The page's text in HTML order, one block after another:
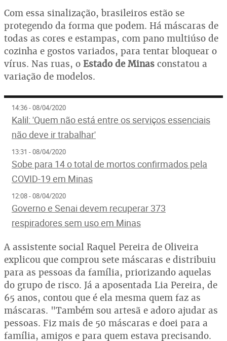
Com essa sinalização, brasileiros estão se
protegendo da forma que podem. Há máscaras de
todas as cores e estampas, com pano multiúso de
cozinha e gostos variados, para tentar bloquear o
vírus. Nas ruas, o Estado de Minas constatou a
variação de modelos.
14:36 - 08/04/2020
Kalil: 'Quem não está entre os serviços essenciais
não deve ir trabalhar'
13:31 - 08/04/2020
Sobe para 14 o total de mortos confirmados pela
COVID-19 em Minas
12:08 - 08/04/2020
Governo e Senai devem recuperar 373
respiradores sem uso em Minas
A assistente social Raquel Pereira de Oliveira
explicou que comprou sete máscaras e distribuiu
para as pessoas da família, priorizando aquelas
do grupo de risco. Já a aposentada Lia Pereira, de
65 anos, contou que é ela mesma quem faz as
máscaras. "Também sou artesã e adoro ajudar as
pessoas. Fiz mais de 50 máscaras e doei para a
família, amigos e para quem estava precisando.